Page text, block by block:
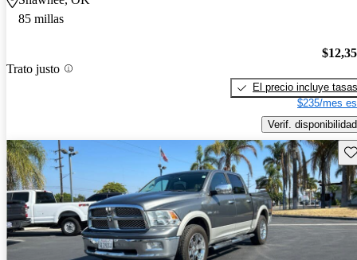
85 millas
Trato justo
El precio incluye tasas
$235/mes
Verif. disponibilidad